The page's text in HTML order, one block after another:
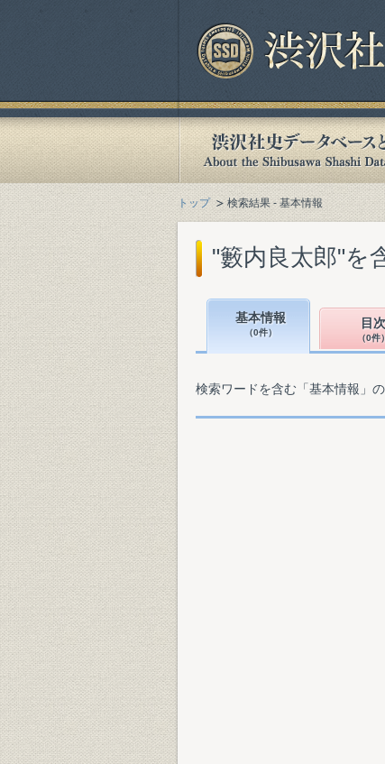
トップ 検索結果 - 基本情報
"籔内良太郎"を
基本情報
（0件）
目次
（0件）
検索ワードを含む「基本情報」